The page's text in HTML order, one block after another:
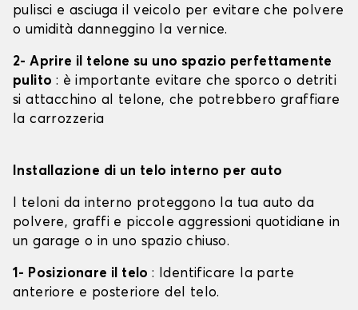
pulisci e asciuga il veicolo per evitare che polvere
o umidità danneggino la vernice.
2- Aprire il telone su uno spazio perfettamente
pulito : è importante evitare che sporco o detriti
si attacchino al telone, che potrebbero graffiare
la carrozzeria
Installazione di un telo interno per auto
I teloni da interno proteggono la tua auto da
polvere, graffi e piccole aggressioni quotidiane in
un garage o in uno spazio chiuso.
1- Posizionare il telo: Identificare la parte
anteriore e posteriore del telo.